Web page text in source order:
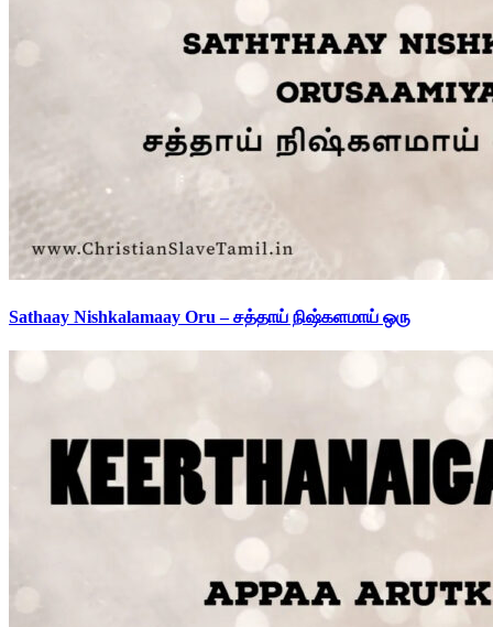
Sathaay Nishkalamaay Oru – சத்தாய் நிஷ்களமாய் ஒரு